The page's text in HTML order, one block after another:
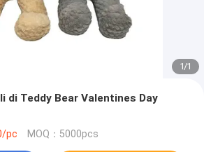
1/1
di Teddy Bear Valentines Day
pc MOQ：5000pcs